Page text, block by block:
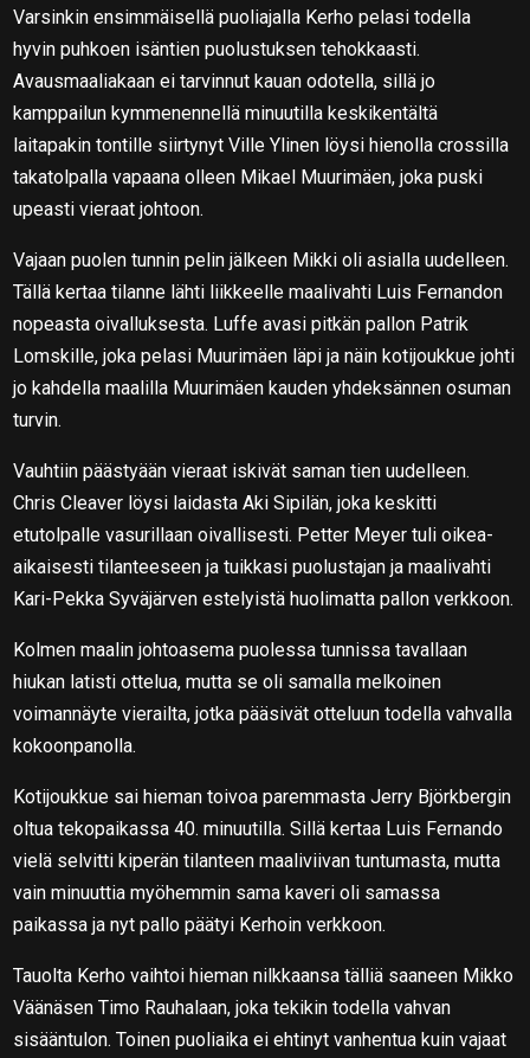
Varsinkin ensimmäisellä puoliajalla Kerho pelasi todella
hyvin puhkoen isäntien puolustuksen tehokkaasti.
Avausmaaliakaan ei tarvinnut kauan odotella, sillä jo
kamppailun kymmenennellä minuutilla keskikentältä
laitapakin tontille siirtynyt Ville Ylinen löysi hienolla crossilla
takatolpalla vapaana olleen Mikael Muurimäen, joka puski
upeasti vieraat johtoon.
Vajaan puolen tunnin pelin jälkeen Mikki oli asialla uudelleen.
Tällä kertaa tilanne lähti liikkeelle maalivahti Luis Fernandon
nopeasta oivalluksesta. Luffe avasi pitkän pallon Patrik
Lomskille, joka pelasi Muurimäen läpi ja näin kotijoukkue johti
jo kahdella maalilla Muurimäen kauden yhdeksännen osuman
turvin.
Vauhtiin päästyään vieraat iskivät saman tien uudelleen.
Chris Cleaver löysi laidasta Aki Sipilän, joka keskitti
etutolpalle vasurillaan oivallisesti. Petter Meyer tuli oikea-
aikaisesti tilanteeseen ja tuikkasi puolustajan ja maalivahti
Kari-Pekka Syväjärven estelyistä huolimatta pallon verkkoon.
Kolmen maalin johtoasema puolessa tunnissa tavallaan
hiukan latisti ottelua, mutta se oli samalla melkoinen
voimannäyte vierailta, jotka pääsivät otteluun todella vahvalla
kokoonpanolla.
Kotijoukkue sai hieman toivoa paremmasta Jerry Björkbergin
oltua tekopaikassa 40. minuutilla. Sillä kertaa Luis Fernando
vielä selvitti kiperän tilanteen maaliviivan tuntumasta, mutta
vain minuuttia myöhemmin sama kaveri oli samassa
paikassa ja nyt pallo päätyi Kerhoin verkkoon.
Tauolta Kerho vaihtoi hieman nilkkaansa tälliä saaneen Mikko
Väänäsen Timo Rauhalaan, joka tekikin todella vahvan
sisääntulon. Toinen puoliaika ei ehtinyt vanhentua kuin vajaat